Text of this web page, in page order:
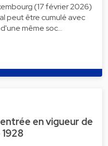
(17 février 2026)
peut être cumulé avec
même soc…
en vigueur de